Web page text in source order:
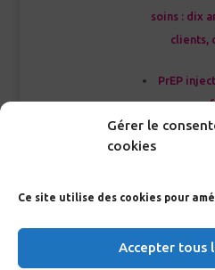
Gérer le
cookies
Ce site utilise des cookies pour
Accepter tous
soins : dix
clients,
PrEP
PrEP
prévention